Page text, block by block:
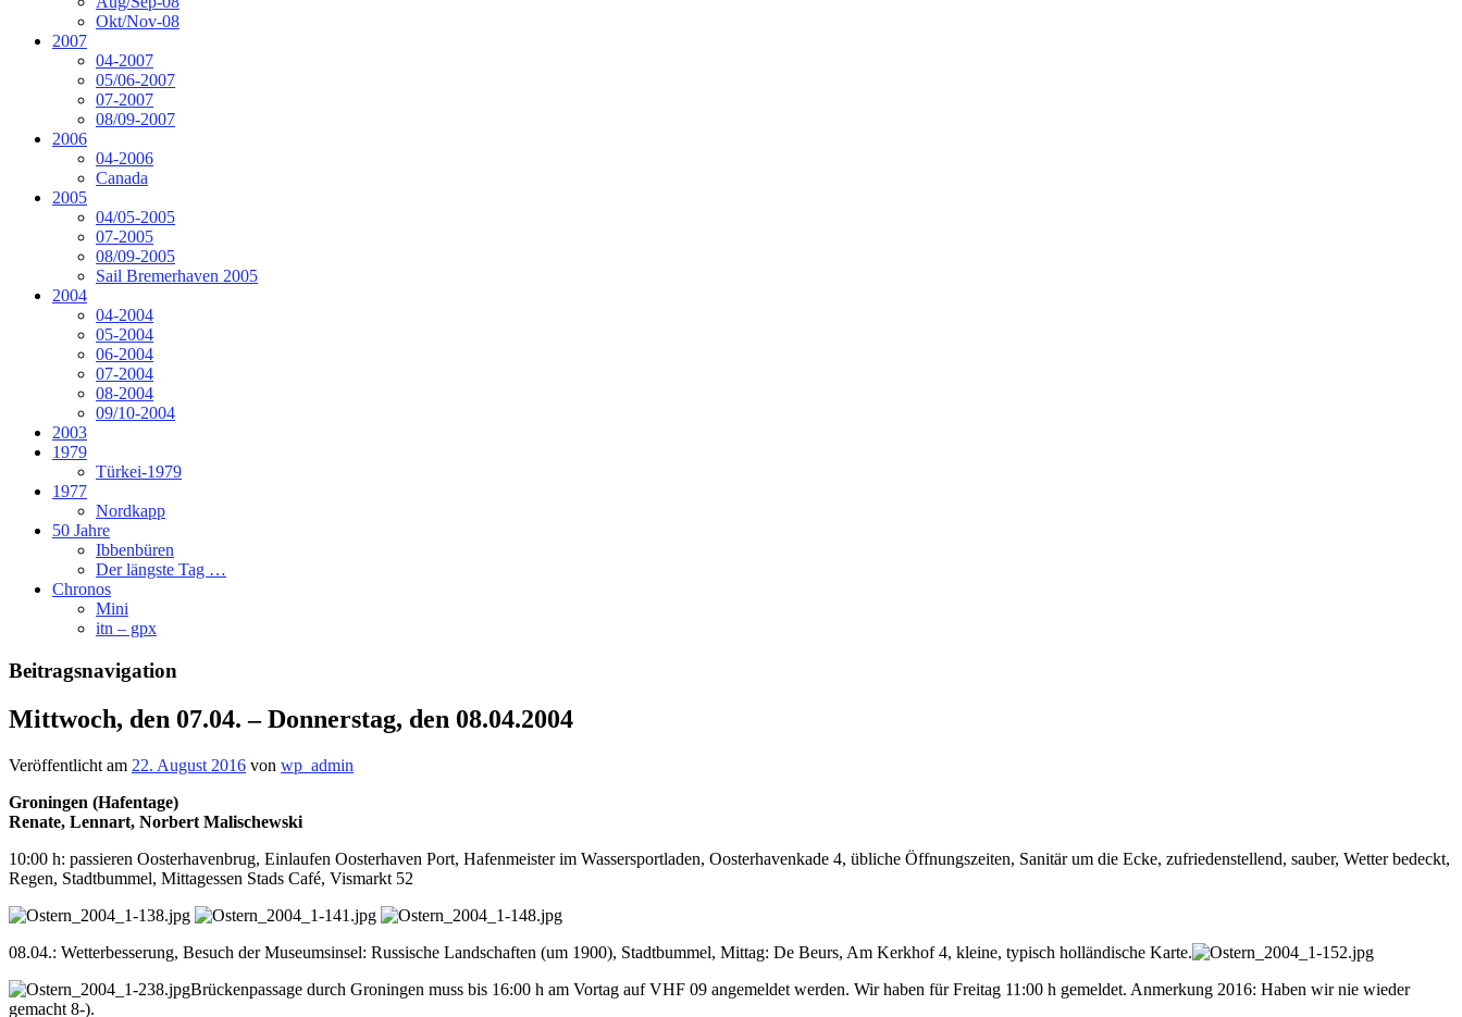
Okt/Nov-08
2007
04-2007
05/06-2007
07-2007
08/09-2007
2006
04-2006
Canada
2005
04/05-2005
07-2005
08/09-2005
Sail Bremerhaven 2005
2004
04-2004
05-2004
06-2004
07-2004
08-2004
09/10-2004
2003
1979
Türkei-1979
1977
Nordkapp
50 Jahre
Ibbenbüren
Der längste Tag …
Chronos
Mini
itn – gpx
Beitragsnavigation
Mittwoch, den 07.04. – Donnerstag, den 08.04.2004
Veröffentlicht am 22. August 2016 von wp_admin
Groningen (Hafentage)
Renate, Lennart, Norbert Malischewski
10:00 h: passieren Oosterhavenbrug, Einlaufen Oosterhaven Port, Hafenmeister im Wassersportladen, Oosterhavenkade 4, übliche Öffnungszeiten, Sanitär um die Ecke, zufriedenstellend, sauber, Wetter bedeckt,
Regen, Stadtbummel, Mittagessen Stads Café, Vismarkt 52
08.04.: Wetterbesserung, Besuch der Museumsinsel: Russische Landschaften (um 1900), Stadtbummel, Mittag: De Beurs, Am Kerkhof 4, kleine, typisch holländische Karte.
Brückenpassage durch Groningen muss bis 16:00 h am Vortag auf VHF 09 angemeldet werden. Wir haben für Freitag 11:00 h gemeldet. Anmerkung 2016: Haben wir nie wieder
gemacht 8-).